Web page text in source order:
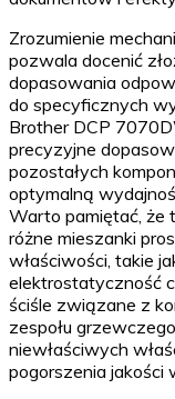
Zrozumienie
pozwala docenić
dopasowania
do specyficznych
Brother DCP
precyzyjne
pozostałych
optymalną
Warto pamiętać, że
różne mieszanki
właściwości, takie
elektrostatyczność
ściśle związane z
zespołu
niewłaściwych
pogorszenia jakości